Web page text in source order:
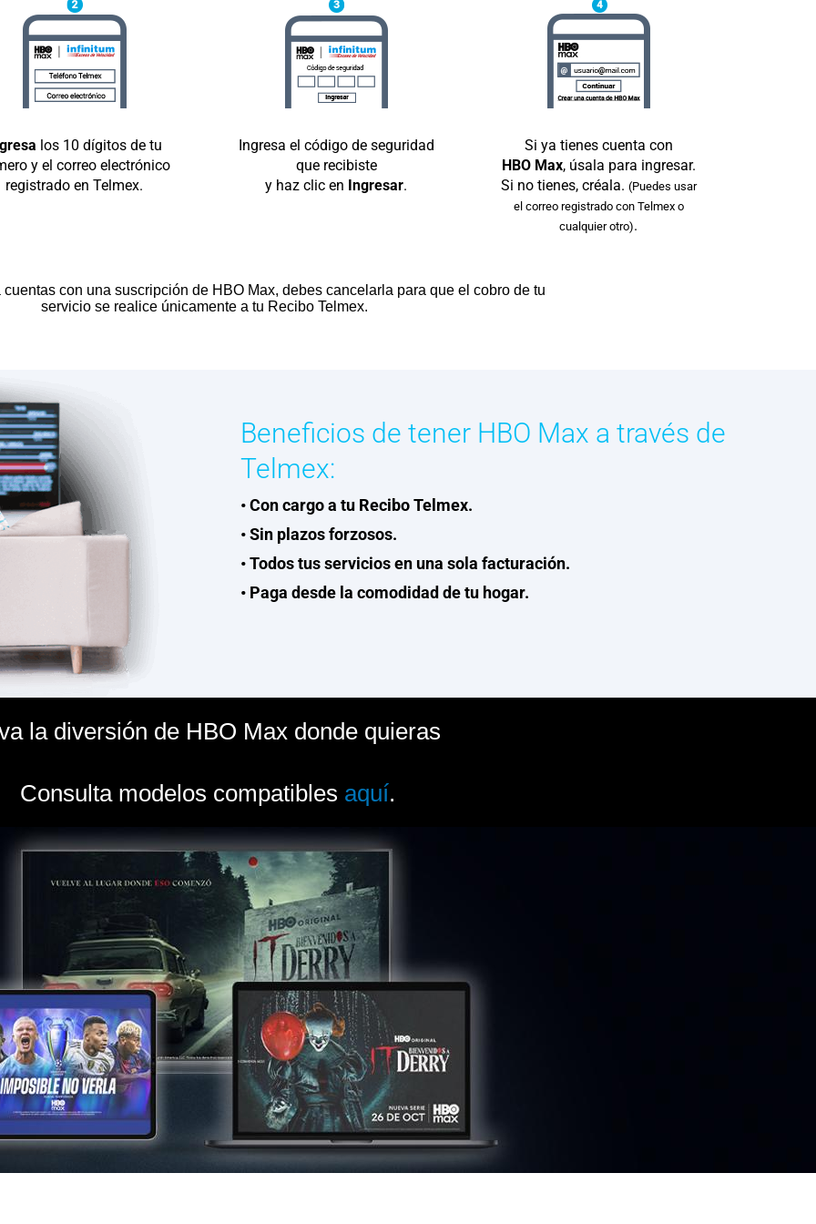
los 10 dígitos de tu
y el correo electrónico
registrado en Telmex.
Ingresa el código de seguridad
que recibiste
y haz clic en Ingresar.
Si ya tienes cuenta con
HBO Max, úsala para ingresar.
Si no tienes, créala. (Puedes usar
el correo registrado con Telmex o
cualquier otro).
con una suscripción de HBO Max, debes cancelarla para que el cobro de tu
servicio se realice únicamente a tu Recibo Telmex.
Beneficios de tener HBO Max a través de
Telmex:
• Con cargo a tu Recibo Telmex.
• Sin plazos forzosos.
• Todos tus servicios en una sola facturación.
• Paga desde la comodidad de tu hogar.
la diversión de HBO Max donde quieras
Consulta modelos compatibles aquí.